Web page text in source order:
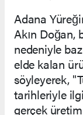
Adana
Akın Doğan,
nedeniyle
elde kalan
söyleyerek,
tarihleriyle
gerçek üretim